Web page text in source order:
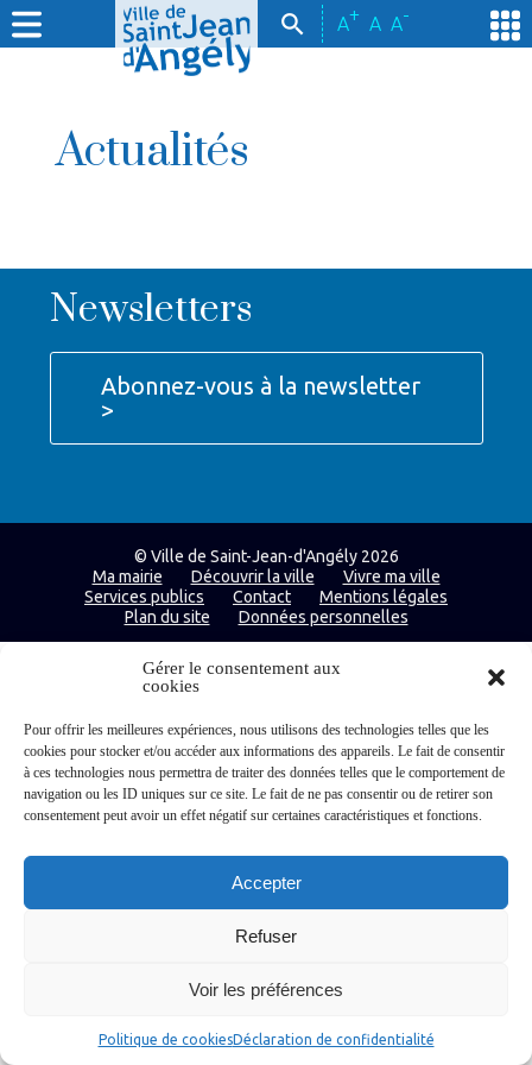
Gérer le consentement aux
cookies
Pour offrir les meilleures expériences, nous utilisons des technologies telles que les
cookies pour stocker et/ou accéder aux informations des appareils. Le fait de consentir
à ces technologies nous permettra de traiter des données telles que le comportement de
navigation ou les ID uniques sur ce site. Le fait de ne pas consentir ou de retirer son
consentement peut avoir un effet négatif sur certaines caractéristiques et fonctions.
Accepter
Refuser
Voir les préférences
Politique de cookiesDéclaration de confidentialité
A+ A A-
Actualités
Newsletters
Abonnez-vous à la newsletter
>
© Ville de Saint-Jean-d'Angély 2026
Ma mairie
Découvrir la ville
Vivre ma ville
Services publics
Contact
Mentions légales
Plan du site
Données personnelles